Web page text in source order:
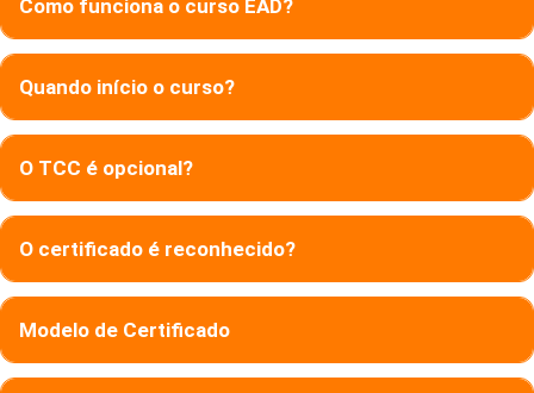
Como funciona o curso EAD?
Quando início o curso?
O TCC é opcional?
O certificado é reconhecido?
Modelo de Certificado